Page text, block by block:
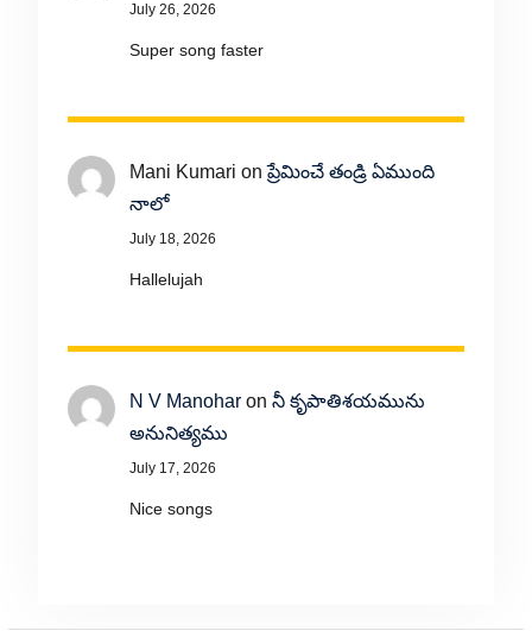
July 26, 2026
Super song faster
Mani Kumari onప్రేమించే తండ్రి ఏముంది
నాలో
July 18, 2026
Hallelujah
N V Manoharon నీ కృపాతిశయమును
అనునిత్యము
July 17, 2026
Nice songs